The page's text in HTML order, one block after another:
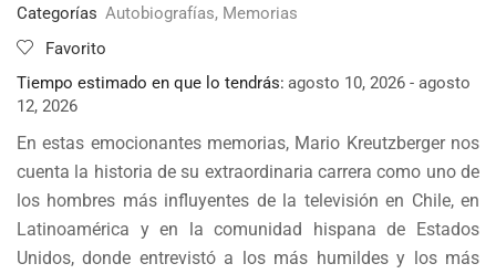
Categorías Autobiografías, Memorias
Favorito
Tiempo estimado en que lo tendrás: agosto 10, 2026 - agosto
12, 2026
En estas emocionantes memorias, Mario Kreutzberger nos
cuenta la historia de su extraordinaria carrera como uno de
los hombres más influyentes de la televisión en Chile, en
Latinoamérica y en la comunidad hispana de Estados
Unidos, donde entrevistó a los más humildes y los más